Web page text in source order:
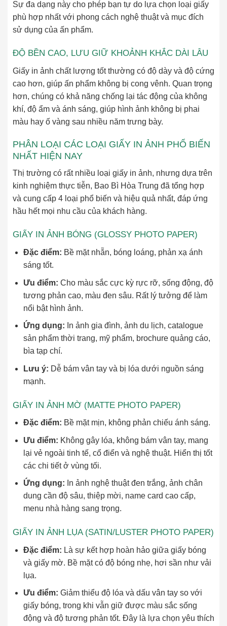
Sự đa dạng này cho phép bạn tự do lựa chọn loại giấy
phù hợp nhất với phong cách nghệ thuật và mục đích
sử dụng của ấn phẩm.
ĐỘ BỀN CAO, LƯU GIỮ KHOẢNH KHẮC DÀI LÂU
Giấy in ảnh chất lượng tốt thường có độ dày và độ cứng
cao hơn, giúp ấn phẩm không bị cong vênh. Quan trọng
hơn, chúng có khả năng chống lại tác động của không
khí, độ ẩm và ánh sáng, giúp hình ảnh không bị phai
màu hay ố vàng sau nhiều năm trưng bày.
PHÂN LOẠI CÁC LOẠI GIẤY IN ẢNH PHỔ BIẾN
NHẤT HIỆN NAY
Thị trường có rất nhiều loại giấy in ảnh, nhưng dựa trên
kinh nghiệm thực tiễn, Bao Bì Hòa Trung đã tổng hợp
và cung cấp 4 loại phổ biến và hiệu quả nhất, đáp ứng
hầu hết mọi nhu cầu của khách hàng.
GIẤY IN ẢNH BÓNG (GLOSSY PHOTO PAPER)
Đặc điểm: Bề mặt nhẵn, bóng loáng, phản xạ ánh
sáng tốt.
Ưu điểm: Cho màu sắc cực kỳ rực rỡ, sống động, độ
tương phản cao, màu đen sâu. Rất lý tưởng để làm
nổi bật hình ảnh.
Ứng dụng: In ảnh gia đình, ảnh du lịch, catalogue
sản phẩm thời trang, mỹ phẩm, brochure quảng cáo,
bìa tạp chí.
Lưu ý: Dễ bám vân tay và bị lóa dưới nguồn sáng
mạnh.
GIẤY IN ẢNH MỜ (MATTE PHOTO PAPER)
Đặc điểm: Bề mặt mịn, không phản chiếu ánh sáng.
Ưu điểm: Không gây lóa, không bám vân tay, mang
lại vẻ ngoài tinh tế, cổ điển và nghệ thuật. Hiển thị tốt
các chi tiết ở vùng tối.
Ứng dụng: In ảnh nghệ thuật đen trắng, ảnh chân
dung cần độ sâu, thiệp mời, name card cao cấp,
menu nhà hàng sang trọng.
GIẤY IN ẢNH LỤA (SATIN/LUSTER PHOTO PAPER)
Đặc điểm: Là sự kết hợp hoàn hảo giữa giấy bóng
và giấy mờ. Bề mặt có độ bóng nhẹ, hơi sần như vải
lụa.
Ưu điểm: Giảm thiểu độ lóa và dấu vân tay so với
giấy bóng, trong khi vẫn giữ được màu sắc sống
động và độ tương phản tốt. Đây là lựa chọn yêu thích